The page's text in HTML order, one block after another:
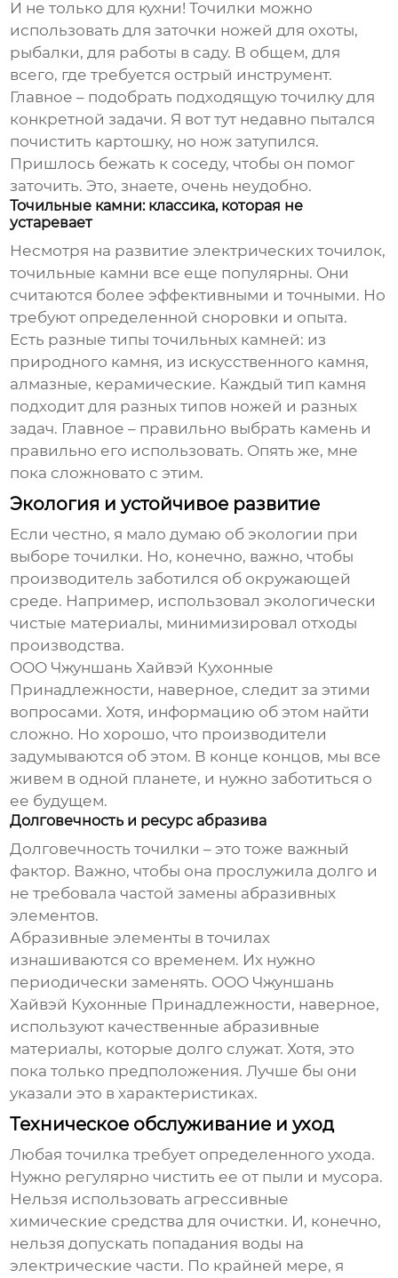
И не только для кухни! Точилки можно
использовать для заточки ножей для охоты,
рыбалки, для работы в саду. В общем, для
всего, где требуется острый инструмент.
Главное – подобрать подходящую точилку для
конкретной задачи. Я вот тут недавно пытался
почистить картошку, но нож затупился.
Пришлось бежать к соседу, чтобы он помог
заточить. Это, знаете, очень неудобно.
Точильные камни: классика, которая не
устаревает
Несмотря на развитие электрических точилок,
точильные камни все еще популярны. Они
считаются более эффективными и точными. Но
требуют определенной сноровки и опыта.
Есть разные типы точильных камней: из
природного камня, из искусственного камня,
алмазные, керамические. Каждый тип камня
подходит для разных типов ножей и разных
задач. Главное – правильно выбрать камень и
правильно его использовать. Опять же, мне
пока сложновато с этим.
Экология и устойчивое развитие
Если честно, я мало думаю об экологии при
выборе точилки. Но, конечно, важно, чтобы
производитель заботился об окружающей
среде. Например, использовал экологически
чистые материалы, минимизировал отходы
производства.
ООО Чжуншань Хайвэй Кухонные
Принадлежности, наверное, следит за этими
вопросами. Хотя, информацию об этом найти
сложно. Но хорошо, что производители
задумываются об этом. В конце концов, мы все
живем в одной планете, и нужно заботиться о
ее будущем.
Долговечность и ресурс абразива
Долговечность точилки – это тоже важный
фактор. Важно, чтобы она прослужила долго и
не требовала частой замены абразивных
элементов.
Абразивные элементы в точилах
изнашиваются со временем. Их нужно
периодически заменять. ООО Чжуншань
Хайвэй Кухонные Принадлежности, наверное,
используют качественные абразивные
материалы, которые долго служат. Хотя, это
пока только предположения. Лучше бы они
указали это в характеристиках.
Техническое обслуживание и уход
Любая точилка требует определенного ухода.
Нужно регулярно чистить ее от пыли и мусора.
Нельзя использовать агрессивные
химические средства для очистки. И, конечно,
нельзя допускать попадания воды на
электрические части. По крайней мере, я